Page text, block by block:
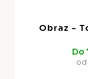
Obraz -
Do
od